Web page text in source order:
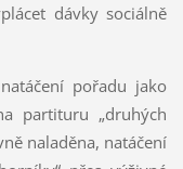
dávky sociálně
pořadu jako
partituru „druhých
naladěna, natáčení